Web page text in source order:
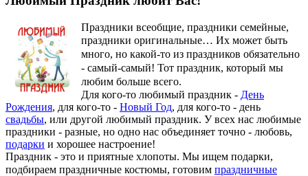
Праздники всеобщие, праздники семейные,
праздники оригинальные… Их может быть
много, но какой-то из праздников обязательно
- самый-самый! Тот праздник, который мы
любим больше всего.
Для кого-то любимый праздник - День
Рождения, для кого-то - Новый Год, для кого-то - день
свадьбы, или другой любимый праздник. У всех нас любимые
праздники - разные, но одно нас объединяет точно - любовь,
подарки и хорошее настроение!
Праздник - это и приятные хлопоты. Мы ищем подарки,
подбираем праздничные костюмы, готовим праздничные